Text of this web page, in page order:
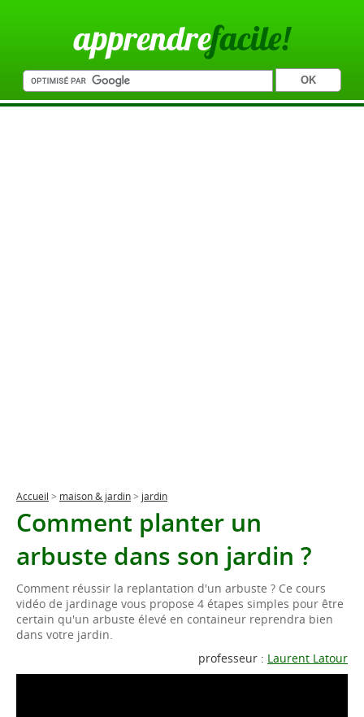
apprendrefacile!
Accueil > maison & jardin> jardin
Comment planter un
arbuste dans son jardin ?
Comment réussir la replantation d'un arbuste ? Ce cours
vidéo de jardinage vous propose 4 étapes simples pour être
certain qu'un arbuste élevé en containeur reprendra bien
dans votre jardin.
professeur : Laurent Latour